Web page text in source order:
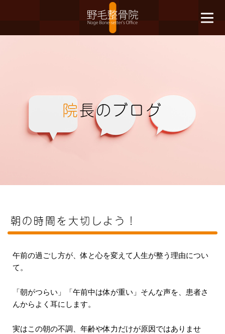
院長のブログ
朝の時間を大切しよう！
午前の過ごし方が、体と心を変えて人生が整う理由につい
て。
「朝がつらい」「午前中は体が重い」そんな声を、患者さ
んからよく耳にします。
実はこの朝の不調、年齢や体力だけが原因ではありませ